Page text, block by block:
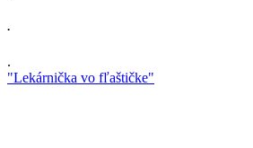
.
.
"Lekárnička vo fľaštičke"